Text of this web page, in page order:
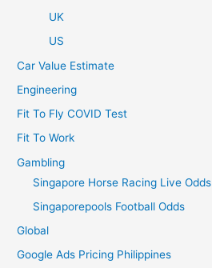
UK
US
Car Value Estimate
Engineering
Fit To Fly COVID Test
Fit To Work
Gambling
Singapore Horse Racing Live Odds
Singaporepools Football Odds
Global
Google Ads Pricing Philippines